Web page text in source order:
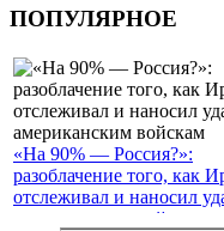
ПОПУЛЯРНОЕ
«На 90% — Россия?»:
разоблачение того, как
отслеживал и наносил
американским войскам